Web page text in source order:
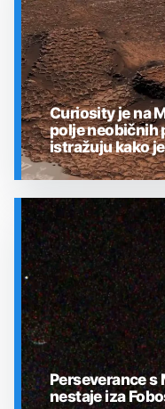
SVEMIR
Curiosity je na
polje neobičnih
istražuju kako
Perseverance s
nestaje iza